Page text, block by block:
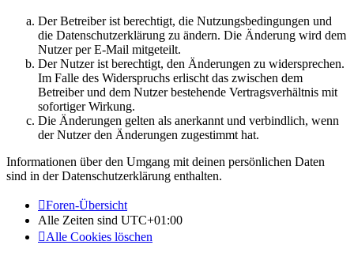
Der Betreiber ist berechtigt, die Nutzungsbedingungen und
die Datenschutzerklärung zu ändern. Die Änderung wird dem
Nutzer per E-Mail mitgeteilt.
Der Nutzer ist berechtigt, den Änderungen zu widersprechen.
Im Falle des Widerspruchs erlischt das zwischen dem
Betreiber und dem Nutzer bestehende Vertragsverhältnis mit
sofortiger Wirkung.
Die Änderungen gelten als anerkannt und verbindlich, wenn
der Nutzer den Änderungen zugestimmt hat.
Informationen über den Umgang mit deinen persönlichen Daten
sind in der Datenschutzerklärung enthalten.
Foren-Übersicht
Alle Zeiten sind UTC+01:00
Alle Cookies löschen